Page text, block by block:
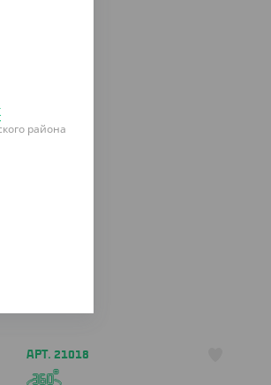
АРТ. 21018
района